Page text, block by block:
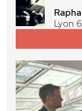
Lyon